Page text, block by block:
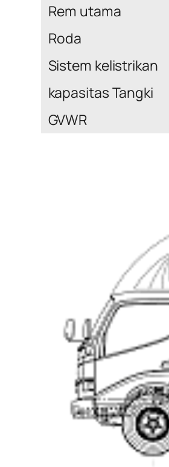
Rem utama
Roda
Sistem kelistrikan
kapasitas Tangki
GVWR